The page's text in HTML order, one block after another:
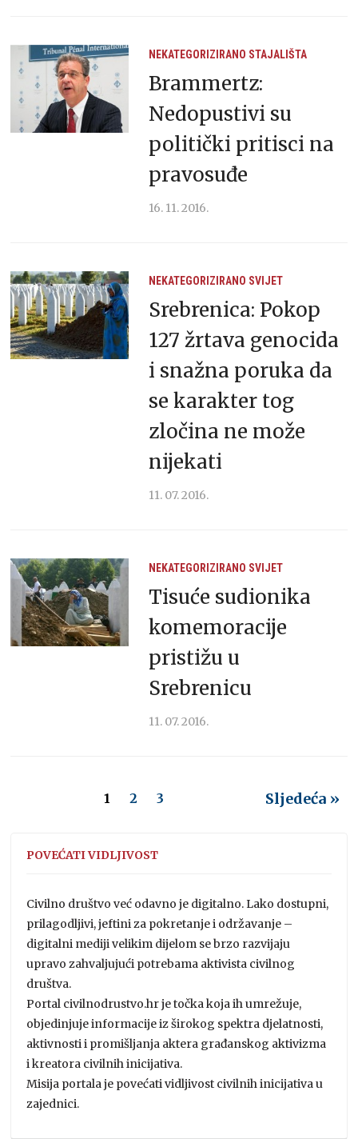
NEKATEGORIZIRANO STAJALIŠTA
Brammertz:
Nedopustivi su
politički pritisci na
pravosuđe
16. 11. 2016.
NEKATEGORIZIRANO SVIJET
Srebrenica: Pokop
127 žrtava genocida
i snažna poruka da
se karakter tog
zločina ne može
nijekati
11. 07. 2016.
NEKATEGORIZIRANO SVIJET
Tisuće sudionika
komemoracije
pristižu u
Srebrenicu
11. 07. 2016.
1 2 3 Sljedeća »
POVEĆATI VIDLJIVOST
Civilno društvo već odavno je digitalno. Lako dostupni,
prilagodljivi, jeftini za pokretanje i održavanje –
digitalni mediji velikim dijelom se brzo razvijaju
upravo zahvaljujući potrebama aktivista civilnog
društva.
Portal civilnodrustvo.hr je točka koja ih umrežuje,
objedinjuje informacije iz širokog spektra djelatnosti,
aktivnosti i promišljanja aktera građanskog aktivizma
i kreatora civilnih inicijativa.
Misija portala je povećati vidljivost civilnih inicijativa u
zajednici.